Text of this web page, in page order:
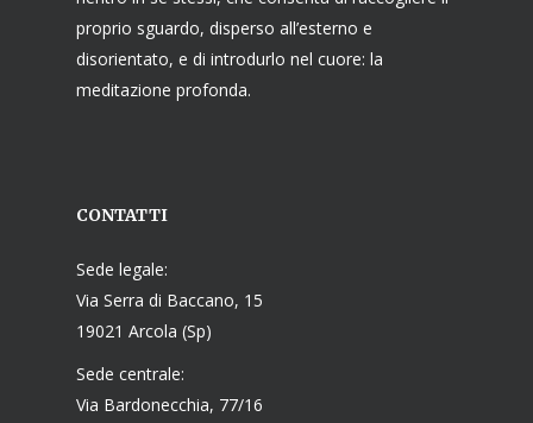
proprio sguardo, disperso all’esterno e
disorientato, e di introdurlo nel cuore: la
meditazione profonda.
CONTATTI
Sede legale:
Via Serra di Baccano, 15
19021 Arcola (Sp)
Sede centrale:
Via Bardonecchia, 77/16